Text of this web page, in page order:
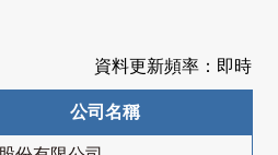
資料更新頻率：即時
公司名稱